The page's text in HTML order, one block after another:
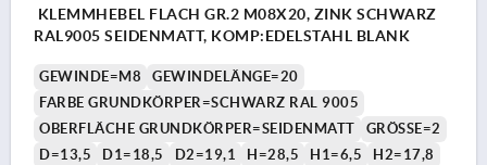
KLEMMHEBEL FLACH GR.2 M08X20, ZINK SCHWARZ
RAL9005 SEIDENMATT, KOMP:EDELSTAHL BLANK
GEWINDE=M8
GEWINDELÄNGE=20
FARBE GRUNDKÖRPER=SCHWARZ RAL 9005
OBERFLÄCHE GRUNDKÖRPER=SEIDENMATT
GRÖSSE=2
D=13,5
D1=18,5 D2=19,1 H=28,5 H1=6,5
H2=17,8